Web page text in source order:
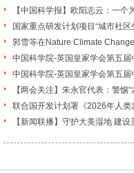
【中国科学报】欧阳志云：一个
国家重点研发计划项目“城市社
郭雪等在Nature Climate
中国科学院-英国皇家学会第五
中国科学院-英国皇家学会第五
【两会关注】朱永官代表：警
联合国开发计划署《2026年人
【新闻联播】守护大美湿地 建